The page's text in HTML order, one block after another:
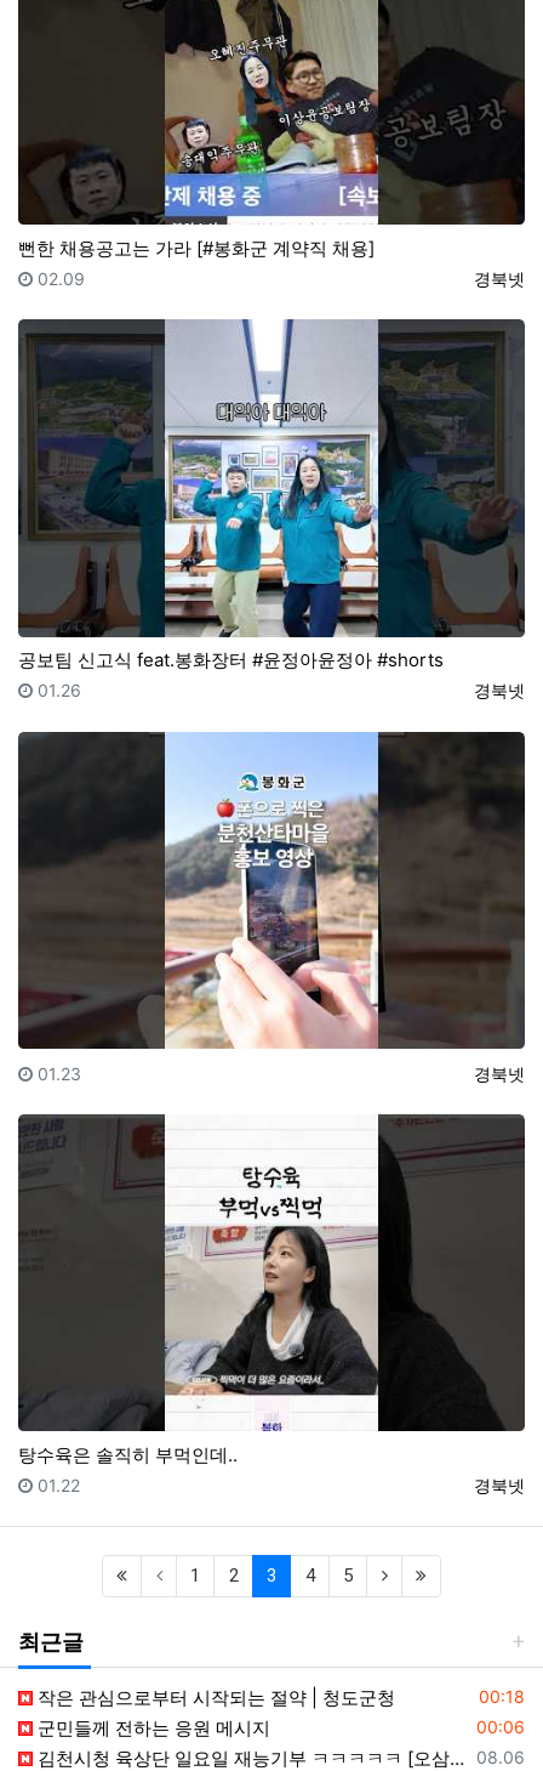
뻔한 채용공고는 가라 [#봉화군 계약직 채용]
등록자
경북넷
등록일
02.09
공보팀 신고식 feat.봉화장터 #윤정아윤정아 #shorts
등록자
경북넷
등록일
01.26
등록자
경북넷
등록일
01.23
탕수육은 솔직히 부먹인데..
등록자
경북넷
등록일
01.22
(first) 1 2 3 (current)
4 5 (next)
최근글
등록일
00:18
작은 관심으로부터 시작되는 절약 | 청도군청
등록일
00:06
군민들께 전하는 응원 메시지
등록일
08.06
김천시청 육상단 일요일 재능기부 ㅋㅋㅋㅋㅋ [오삼이네 스포츠마켓 채널(2026. 4. 30. 게시)]